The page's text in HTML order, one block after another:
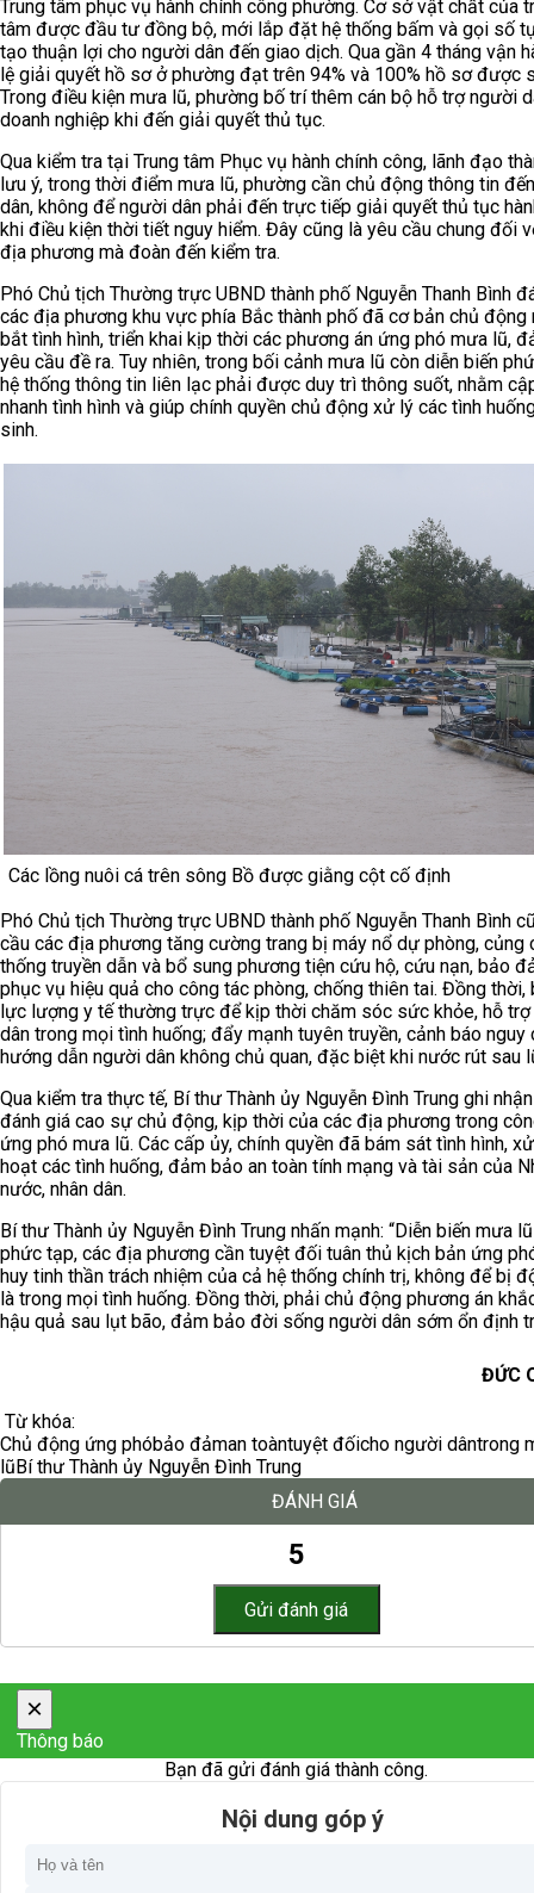
Trung tâm phục vụ hành chính công phường. Cơ sở vật chất của
tâm được đầu tư đồng bộ, mới lắp đặt hệ thống bấm và gọi số
tạo thuận lợi cho người dân đến giao dịch. Qua gần 4 tháng vận
lệ giải quyết hồ sơ ở phường đạt trên 94% và 100% hồ sơ được
Trong điều kiện mưa lũ, phường bố trí thêm cán bộ hỗ trợ người
doanh nghiệp khi đến giải quyết thủ tục.
Qua kiểm tra tại Trung tâm Phục vụ hành chính công, lãnh đạo
lưu ý, trong thời điểm mưa lũ, phường cần chủ động thông tin
dân, không để người dân phải đến trực tiếp giải quyết thủ tục
khi điều kiện thời tiết nguy hiểm. Đây cũng là yêu cầu chung đối
địa phương mà đoàn đến kiểm tra.
Phó Chủ tịch Thường trực UBND thành phố Nguyễn Thanh Bình
các địa phương khu vực phía Bắc thành phố đã cơ bản chủ động
bắt tình hình, triển khai kịp thời các phương án ứng phó mưa lũ,
yêu cầu đề ra. Tuy nhiên, trong bối cảnh mưa lũ còn diễn biến
hệ thống thông tin liên lạc phải được duy trì thông suốt, nhằm
nhanh tình hình và giúp chính quyền chủ động xử lý các tình
sinh.
Các lồng nuôi cá trên sông Bồ được giằng cột cố định
Phó Chủ tịch Thường trực UBND thành phố Nguyễn Thanh Bình
cầu các địa phương tăng cường trang bị máy nổ dự phòng, củng
thống truyền dẫn và bổ sung phương tiện cứu hộ, cứu nạn, bảo
phục vụ hiệu quả cho công tác phòng, chống thiên tai. Đồng thời,
lực lượng y tế thường trực để kịp thời chăm sóc sức khỏe, hỗ
dân trong mọi tình huống; đẩy mạnh tuyên truyền, cảnh báo nguy
hướng dẫn người dân không chủ quan, đặc biệt khi nước rút sau
Qua kiểm tra thực tế, Bí thư Thành ủy Nguyễn Đình Trung ghi
đánh giá cao sự chủ động, kịp thời của các địa phương trong
ứng phó mưa lũ. Các cấp ủy, chính quyền đã bám sát tình hình,
hoạt các tình huống, đảm bảo an toàn tính mạng và tài sản của
nước, nhân dân.
Bí thư Thành ủy Nguyễn Đình Trung nhấn mạnh: “Diễn biến mưa
phức tạp, các địa phương cần tuyệt đối tuân thủ kịch bản ứng
huy tinh thần trách nhiệm của cả hệ thống chính trị, không để bị
là trong mọi tình huống. Đồng thời, phải chủ động phương án
hậu quả sau lụt bão, đảm bảo đời sống người dân sớm ổn định
ĐỨC
Từ khóa:
Chủ động ứng phóbảo đảman toàntuyệt đốicho người dântrong
lũBí thư Thành ủy Nguyễn Đình Trung
ĐÁNH GIÁ
5
×
Thông báo
Bạn đã gửi đánh giá thành công.
Nội dung góp ý